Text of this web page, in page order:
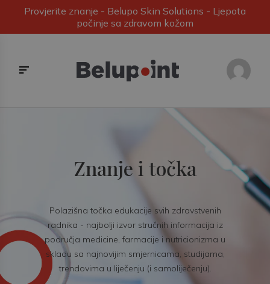
Provjerite znanje - Belupo Skin Solutions - Ljepota
počinje sa zdravom kožom
Znanje i točka
Polazišna točka edukacije svih zdravstvenih
radnika - najbolji izvor stručnih informacija iz
područja medicine, farmacije i nutricionizma u
skladu sa najnovijim smjernicama, studijama,
trendovima u liječenju (i samoliječenju).